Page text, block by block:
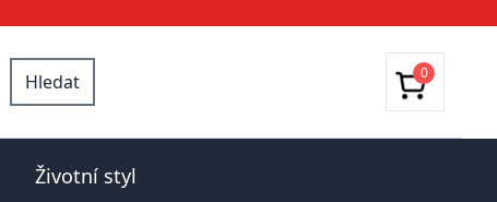
Hledat 0
Životní styl